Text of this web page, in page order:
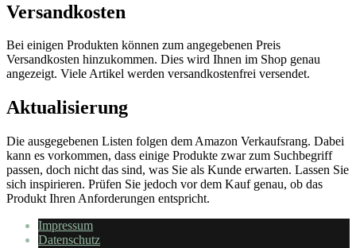
Versandkosten
Bei einigen Produkten können zum angegebenen Preis
Versandkosten hinzukommen. Dies wird Ihnen im Shop genau
angezeigt. Viele Artikel werden versandkostenfrei versendet.
Aktualisierung
Die ausgegebenen Listen folgen dem Amazon Verkaufsrang. Dabei
kann es vorkommen, dass einige Produkte zwar zum Suchbegriff
passen, doch nicht das sind, was Sie als Kunde erwarten. Lassen Sie
sich inspirieren. Prüfen Sie jedoch vor dem Kauf genau, ob das
Produkt Ihren Anforderungen entspricht.
Impressum
Datenschutz